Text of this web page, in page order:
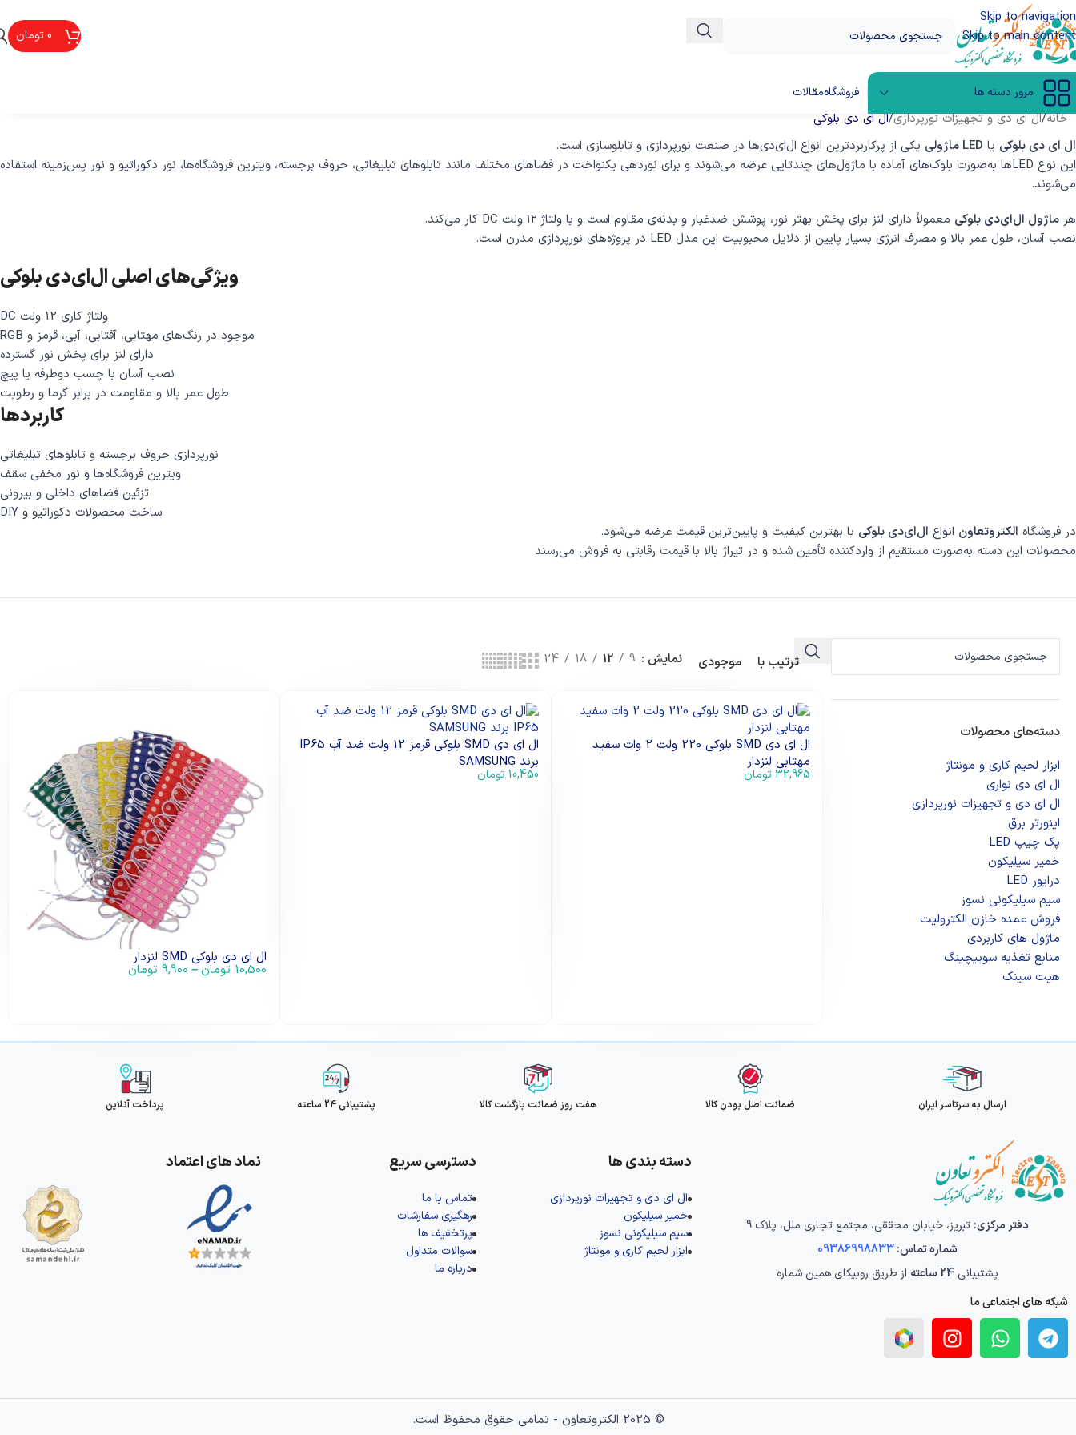
Skip to navigation
Skip to main content
0تومان
مرور دسته ها فروشگاهمقالات
خانه/ال‌ ای‌ دی و تجهیزات نورپردازی/ال ای دی بلوکی
ال ای دی بلوکی یا LED ماژولی
یکی از پرکاربردترین انواع ال‌ای‌دی‌ها در صنعت نورپردازی و تابلو‌سازی است.
این نوع LED‌ها به‌صورت بلوک‌های آماده با ماژول‌های چندتایی عرضه می‌شوند و برای نوردهی یکنواخت در فضاهای مختلف مانند تابلوهای تبلیغاتی، حروف برجسته، ویترین فروشگاه‌ها، نور دکوراتیو و نور پس‌زمینه استفاده
می‌شوند.
هر ماژول ال‌ای‌دی بلوکی معمولاً دارای لنز برای پخش بهتر نور، پوشش ضد‌غبار و بدنه‌ی مقاوم است و با ولتاژ ۱۲ ولت DC کار می‌کند.
نصب آسان، طول عمر بالا و مصرف انرژی بسیار پایین از دلایل محبوبیت این مدل LED در پروژه‌های نورپردازی مدرن است.
ویژگی‌های اصلی ال‌ای‌دی بلوکی
ولتاژ کاری 12 ولت DC
موجود در رنگ‌های مهتابی، آفتابی، آبی، قرمز و RGB
دارای لنز برای پخش نور گسترده
نصب آسان با چسب دوطرفه یا پیچ
طول عمر بالا و مقاومت در برابر گرما و رطوبت
کاربردها
نورپردازی حروف برجسته و تابلوهای تبلیغاتی
ویترین فروشگاه‌ها و نور مخفی سقف
تزئین فضاهای داخلی و بیرونی
ساخت محصولات دکوراتیو و DIY
در فروشگاه الکتروتعاون انواع ال‌ای‌دی بلوکی با بهترین کیفیت و پایین‌ترین قیمت عرضه می‌شود.
محصولات این دسته به‌صورت مستقیم از واردکننده تأمین شده و در تیراژ بالا با قیمت رقابتی به فروش می‌رسند
دسته‌های محصولات
ابزار لحیم کاری و مونتاژ
ال ای دی‌ نواری
ال‌ ای‌ دی و تجهیزات نورپردازی
اینورتر برق
پک چیپ LED
خمیر سیلیکون
درایور LED
سیم سیلیکونی نسوز
فروش عمده خازن الکترولیت
ماژول های کاربردی
منابع تغذیه سوییچینگ
هیت سینک
ترتیب با موجودی نمایش 9
12
18
24
ال ای دی SMD بلوکی 220 ولت 2 وات سفید
مهتابی لنزدار
32,965 تومان
ال ای دی SMD بلوکی قرمز 12 ولت ضد آب IP65
برند SAMSUNG
10,450تومان
ال ای دی بلوکی SMD لنزدار
10,500 تومان–
9,900 تومان
ارسال به سرتاسر ایران ضمانت اصل بودن کالا هفت روز ضمانت بازگشت کالا پشتیبانی 24 ساعته پرداخت آنلاین
دفتر مرکزی: تبریز، خیابان محققی، مجتمع تجاری ملل، پلاک 9
شماره تماس:09386998833
پشتیبانی 24 ساعته
از طریق روبیکای همین شماره
شبکه های اجتماعی ما
دسته بندی ها
ال‌ ای‌ دی و تجهیزات نورپردازی
خمیر سیلیکون
سیم سیلیکونی نسوز
ابزار لحیم کاری و مونتاژ
دسترسی سریع
تماس با ما
رهگیری سفارشات
پرتخفیف ها
سوالات متداول
درباره ما
نماد های اعتماد
© 2025 الکتروتعاون - تمامی حقوق محفوظ است.